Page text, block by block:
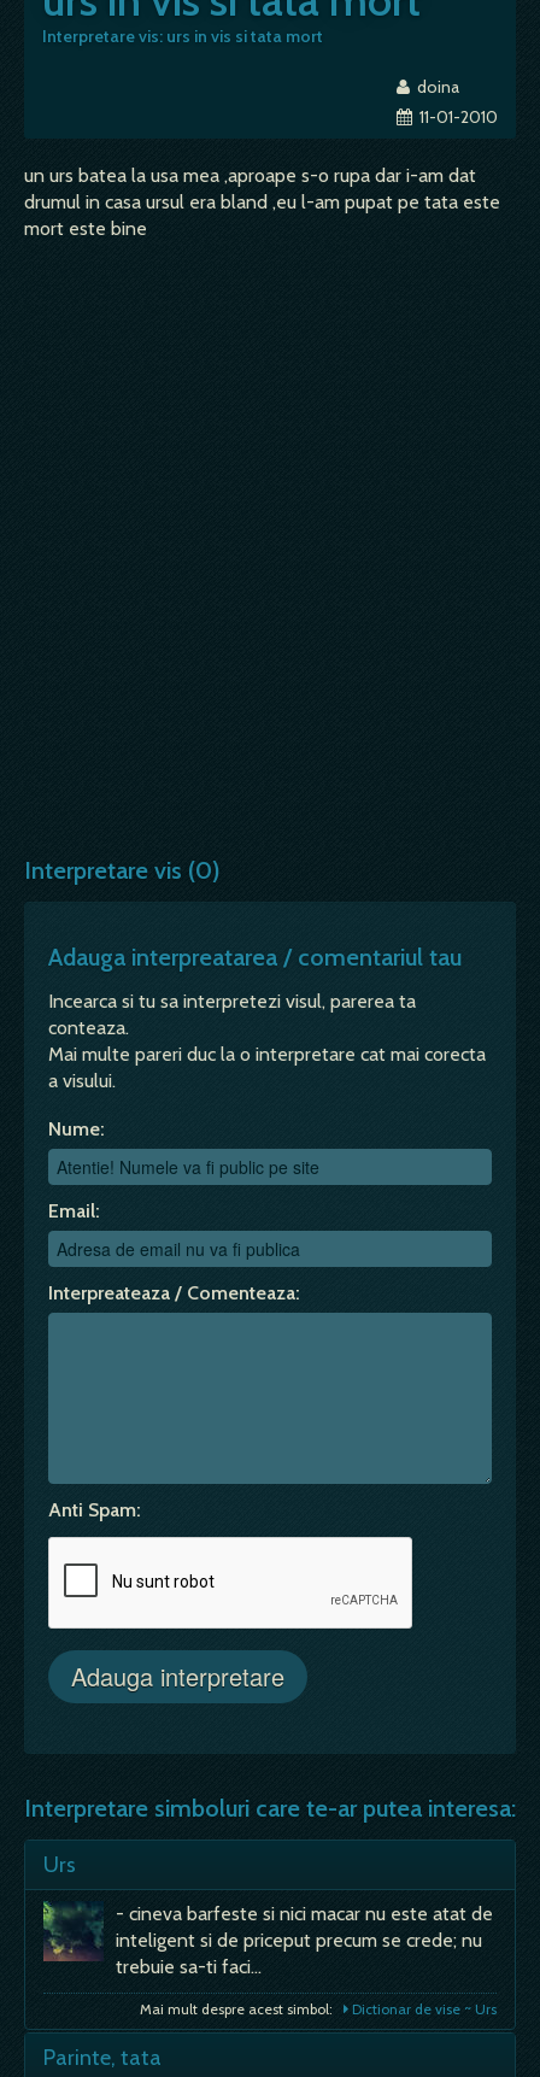
Interpretare vis: urs in vis si tata mort
doina
11-01-2010
un urs batea la usa mea ,aproape s-o rupa dar i-am dat
drumul in casa ursul era bland ,eu l-am pupat pe tata este
mort este bine
Interpretare vis (0)
Adauga interpreatarea / comentariul tau
Incearca si tu sa interpretezi visul, parerea ta
conteaza.
Mai multe pareri duc la o interpretare cat mai corecta
a visului.
Nume:
Email:
Interpreateaza / Comenteaza:
Anti Spam:
Interpretare simboluri care te-ar putea interesa:
Urs
- cineva barfeste si nici macar nu este atat de
inteligent si de priceput precum se crede; nu
trebuie sa-ti faci…
Mai mult despre acest simbol: Dictionar de vise ~ Urs
Parinte, tata